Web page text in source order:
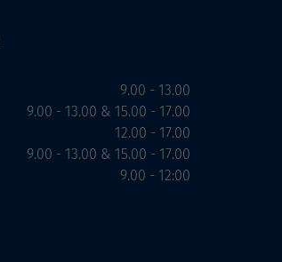
9.00 - 13.00
9.00 - 13.00 & 15.00 - 17.00
12.00 - 17.00
9.00 - 13.00 & 15.00 - 17.00
9.00 - 12:00